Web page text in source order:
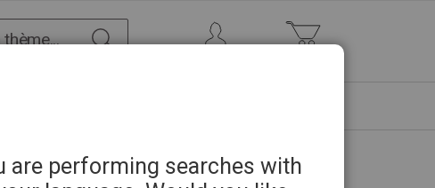
are performing searches with